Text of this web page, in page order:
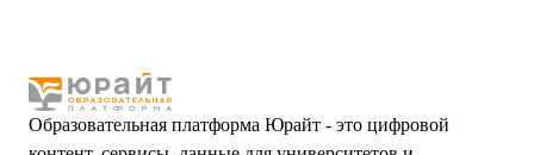
Образовательная платформа Юрайт - это цифровой